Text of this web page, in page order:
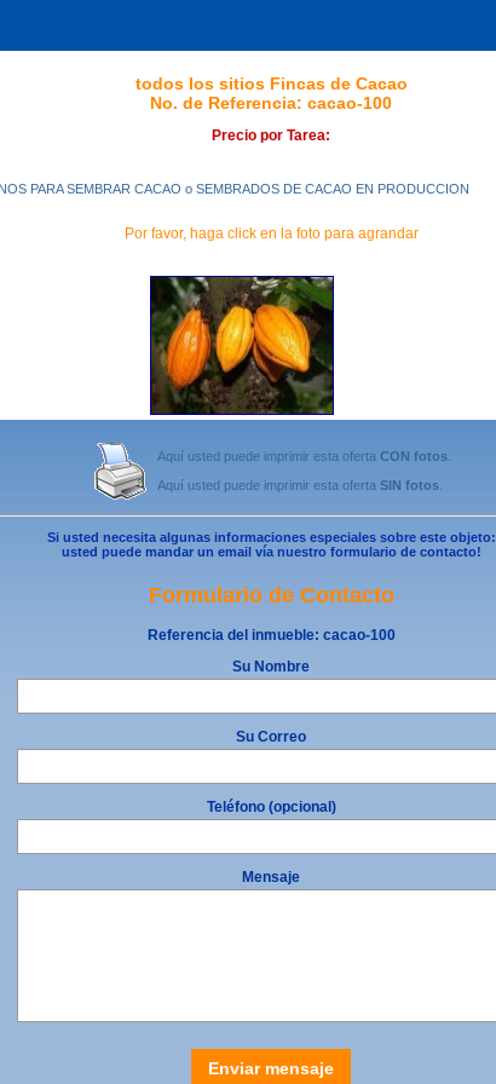
todos los sitios Fincas de Cacao
No. de Referencia: cacao-100
Precio por Tarea:
PARA SEMBRAR CACAO o SEMBRADOS DE CACAO EN PRODUCCION
Por favor, haga click en la foto para agrandar
Aquí usted puede imprimir esta oferta CON fotos
Aquí usted puede imprimir esta oferta SIN fotos
Si usted necesita algunas informaciones especiales sobre este objeto:
usted puede mandar un email vía nuestro formulario de contacto!
Formulario de Contacto
Referencia del inmueble: cacao-100
Su Nombre
Su Correo
Teléfono (opcional)
Mensaje
Enviar mensaje